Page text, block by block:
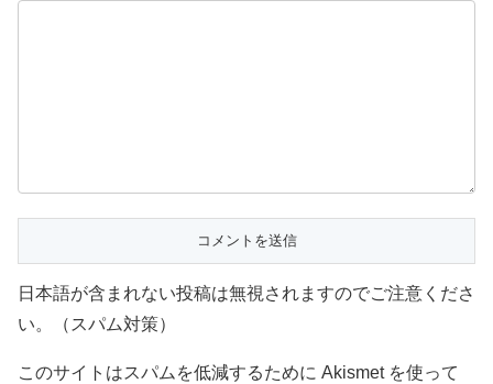
日本語が含まれない投稿は無視されますのでご注意くださ
い。（スパム対策）
このサイトはスパムを低減するために Akismet を使って